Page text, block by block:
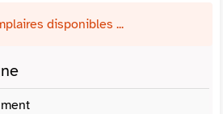
disponibles ...